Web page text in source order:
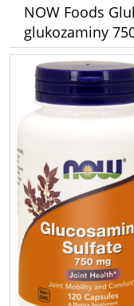
NOW Foods
glukozaminy